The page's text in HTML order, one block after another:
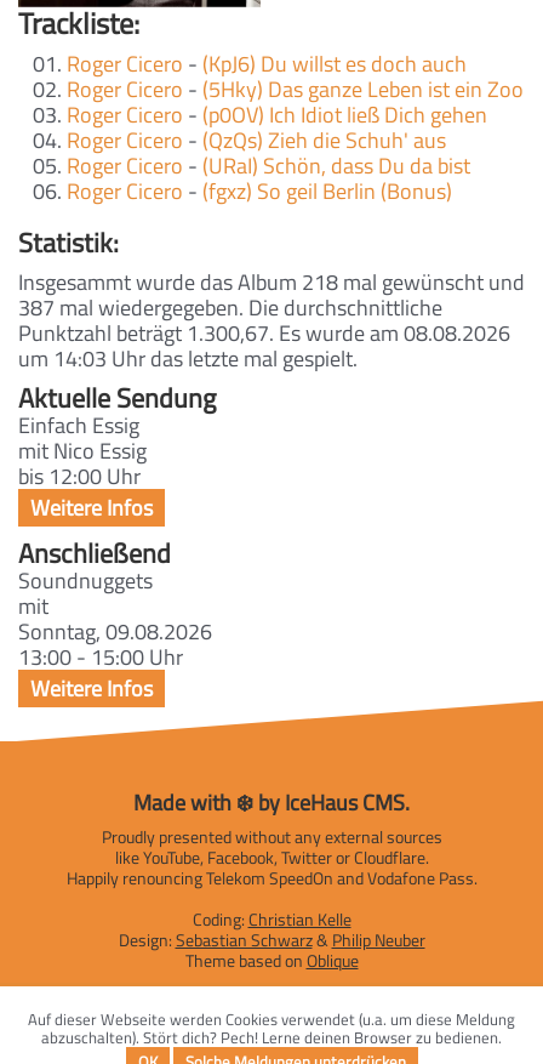
Trackliste:
Roger Cicero - (KpJ6) Du willst es doch auch
Roger Cicero - (5Hky) Das ganze Leben ist ein Zoo
Roger Cicero - (p0OV) Ich Idiot ließ Dich gehen
Roger Cicero - (QzQs) Zieh die Schuh' aus
Roger Cicero - (URaI) Schön, dass Du da bist
Roger Cicero - (fgxz) So geil Berlin (Bonus)
Statistik:
Insgesammt wurde das Album 218 mal gewünscht und
387 mal wiedergegeben. Die durchschnittliche
Punktzahl beträgt 1.300,67. Es wurde am 08.08.2026
um 14:03 Uhr das letzte mal gespielt.
Aktuelle Sendung
Einfach Essig
mit Nico Essig
bis 12:00 Uhr
Anschließend
Soundnuggets
mit
Sonntag, 09.08.2026
13:00 - 15:00 Uhr
Made with ❄️ by IceHaus CMS.
Proudly presented without any external sources
like YouTube, Facebook, Twitter or Cloudflare.
Happily renouncing Telekom SpeedOn and Vodafone Pass.
Coding:Christian Kelle
Design:Sebastian Schwarz&Philip Neuber
Theme based onOblique
Impressum|Datenschutzerklärung
Auf dieser Webseite werden Cookies verwendet (u.a. um diese Meldung
abzuschalten). Stört dich? Pech! Lerne deinen Browser zu bedienen.